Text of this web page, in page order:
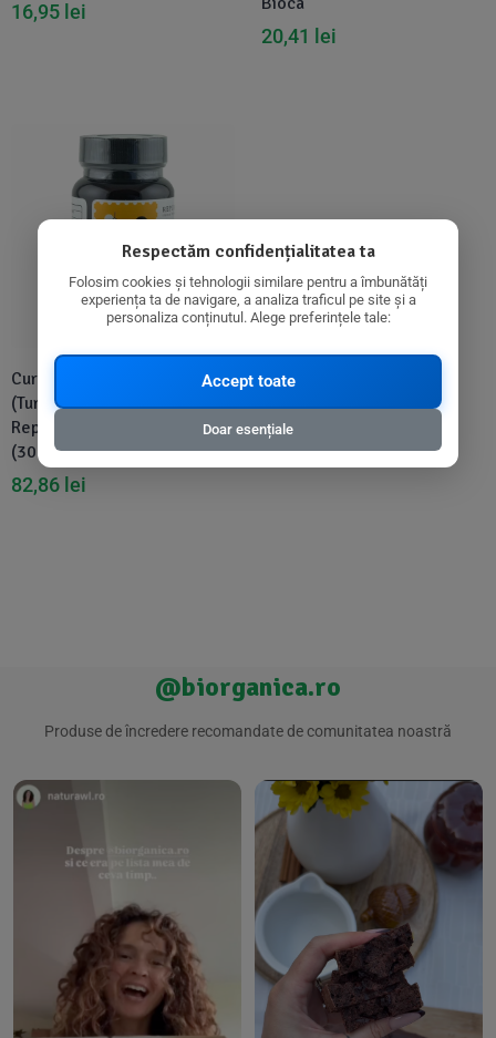
16,95 lei
20,41 lei
Curcuma Ecologica
(Turmeric) din India (405 mg)
Republica BIO, 60 capsule
(30 g)
82,86 lei
@biorganica.ro
Produse de încredere recomandate de comunitatea noastră
Respectăm confidențialitatea ta
Folosim cookies și tehnologii similare pentru a îmbunătăți
experiența ta de navigare, a analiza traficul pe site și a
personaliza conținutul. Alege preferințele tale:
Accept toate
Doar esențiale